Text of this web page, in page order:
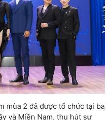
mùa 2 đã được tổ chức tại ba
và Miền Nam, thu hút sự